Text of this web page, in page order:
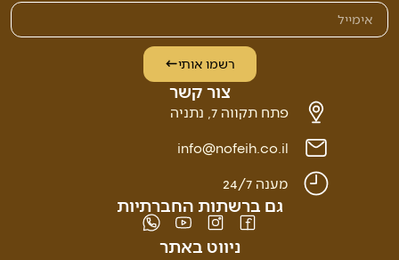
צור קשר
פתח תקווה 7, נתניה
info@nofeih.co.il
מענה 24/7
גם ברשתות החברתיות
רשמו אותי
ניווט באתר